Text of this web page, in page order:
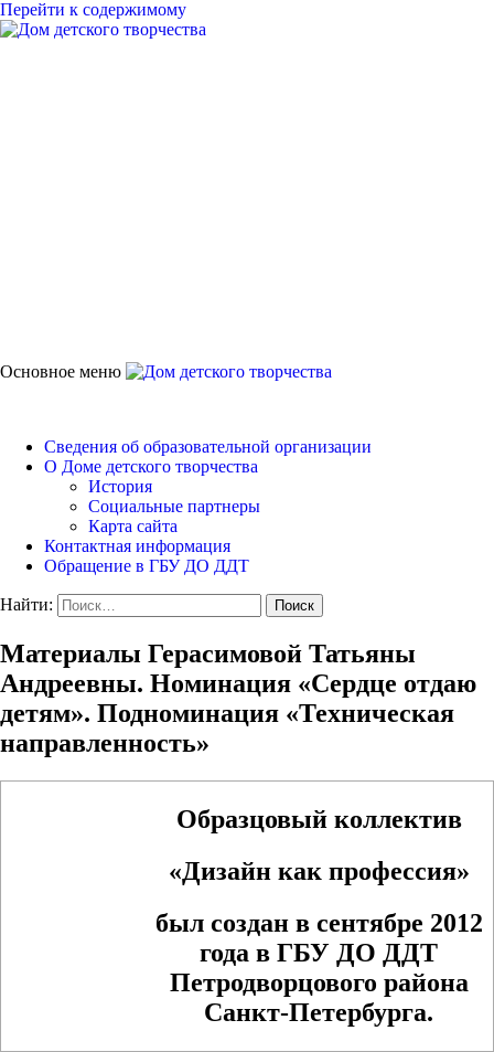
Перейти к содержимому
Основное меню
Сведения об образовательной организации
О Доме детского творчества
История
Социальные партнеры
Карта сайта
Контактная информация
Обращение в ГБУ ДО ДДТ
Найти:
Материалы Герасимовой Татьяны
Андреевны. Номинация «Сердце отдаю
детям». Подноминация «Техническая
направленность»
Образцовый коллектив
«Дизайн как профессия»
был создан в сентябре 2012
года в ГБУ ДО ДДТ
Петродворцового района
Санкт-Петербурга.